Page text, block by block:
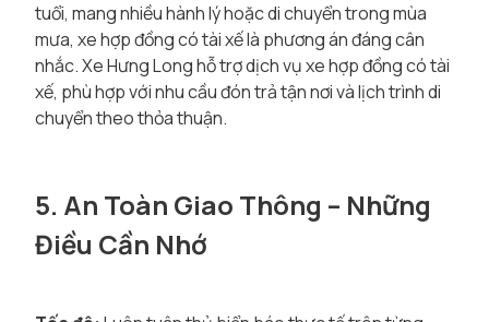
tuổi, mang nhiều hành lý hoặc di chuyển trong mùa
mưa, xe hợp đồng có tài xế là phương án đáng cân
nhắc. Xe Hưng Long hỗ trợ dịch vụ xe hợp đồng có tài
xế, phù hợp với nhu cầu đón trả tận nơi và lịch trình di
chuyển theo thỏa thuận.
5. An Toàn Giao Thông – Những
Điều Cần Nhớ